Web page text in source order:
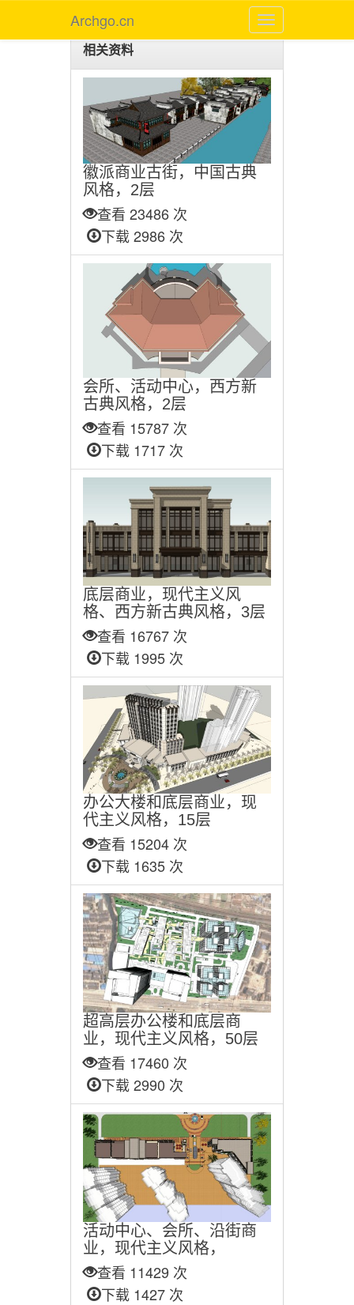
Archgo.cn
相关资料
徽派商业古街，中国古典
风格，2层
查看 23486 次
下载 2986 次
会所、活动中心，西方新
古典风格，2层
查看 15787 次
下载 1717 次
底层商业，现代主义风
格、西方新古典风格，3层
查看 16767 次
下载 1995 次
办公大楼和底层商业，现
代主义风格，15层
查看 15204 次
下载 1635 次
超高层办公楼和底层商
业，现代主义风格，50层
查看 17460 次
下载 2990 次
活动中心、会所、沿街商
业，现代主义风格，
查看 11429 次
下载 1427 次